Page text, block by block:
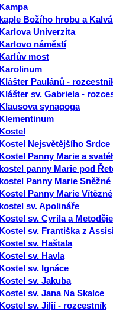
Kampa
kaple Božího hrobu a
Karlova Univerzita
Karlovo náměstí
Karlův most
Karolinum
Klášter Paulánů -
Klášter sv. Gabriela -
Klausova synagoga
Klementinum
Kostel
Kostel Nejsvětějšího Srdce
Kostel Panny Marie a
kostel panny Marie pod
kostel Panny Marie Sněžné
Kostel Panny Marie Vítězné
kostel sv. Apolináře
Kostel sv. Cyrila a Metoděje
Kostel sv. Františka z
Kostel sv. Haštala
Kostel sv. Havla
Kostel sv. Ignáce
Kostel sv. Jakuba
Kostel sv. Jana Na Skalce
Kostel sv. Jiljí - rozcestník